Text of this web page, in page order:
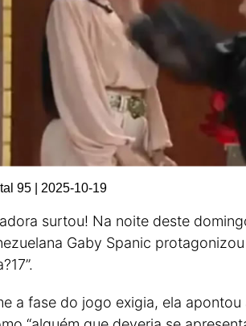
95 | 2025-10-19
surtou! Na noite deste
Gaby Spanic
a fase do jogo exigia, ela apontou